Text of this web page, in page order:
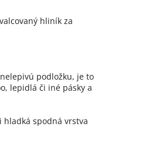
hliník za
podložku, je to
lepidlá či iné pásky a
spodná vrstva